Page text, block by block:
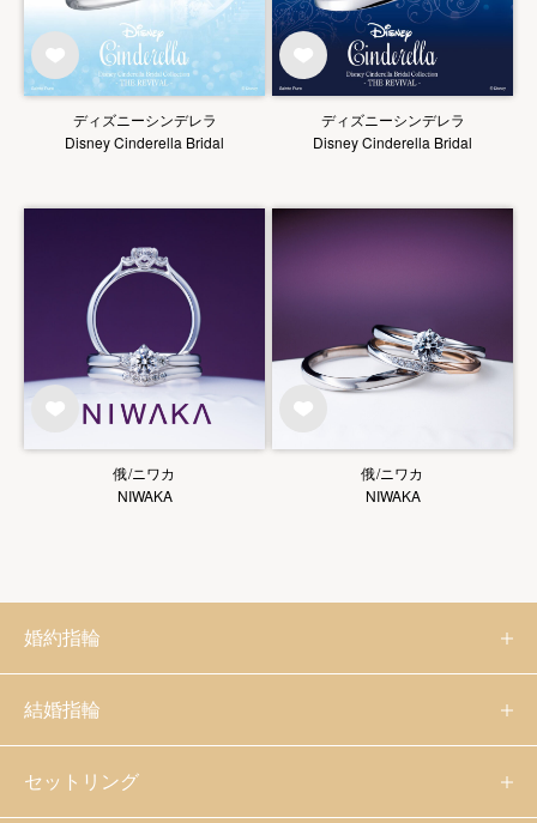
ディズニーシンデレラ
Disney Cinderella Bridal
ディズニーシンデレラ
Disney Cinderella Bridal
俄/ニワカ
NIWAKA
俄/ニワカ
NIWAKA
婚約指輪
結婚指輪
セットリング